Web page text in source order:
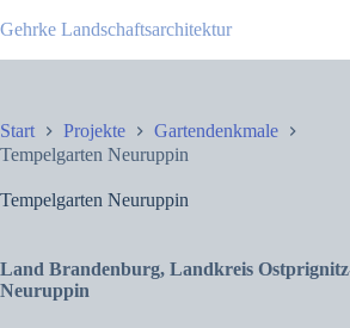
Inhalt
Gehrke Landschaftsarchitektur
Start Projekte
Gartendenkmale
Tempelgarten Neuruppin
Tempelgarten Neuruppin
Land Brandenburg, Landkreis
Neuruppin